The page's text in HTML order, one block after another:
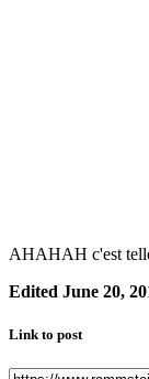
AHAHAH c'est
Edited June 20,
Link to post